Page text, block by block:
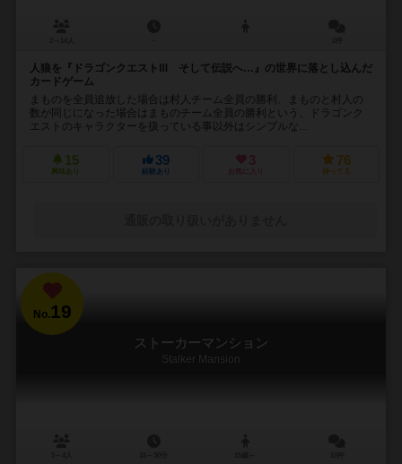
人狼を『ドラゴンクエストⅢ そして伝説へ…』の世界に落とし込んだ
カードゲーム
まものを全員追放した場合は村人チーム全員の勝利、まものと村人の
数が同じになった場合はまものチーム全員の勝利という、ドラゴンク
エストのキャラクターを扱っている事以外はシンプルな...
15
興味あり
39
経験あり
3
お気に入り
76
持ってる
No.19
ストーカーマンション
Stalker Mansion